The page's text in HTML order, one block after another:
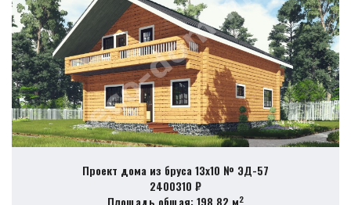
Проект дома из бруса 13х10 № ЭД-57
2400310 ₽
Площадь общая: 198,82 м2